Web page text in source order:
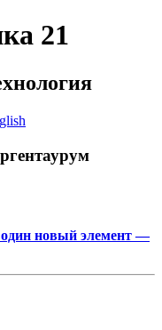
21
новый элемент —